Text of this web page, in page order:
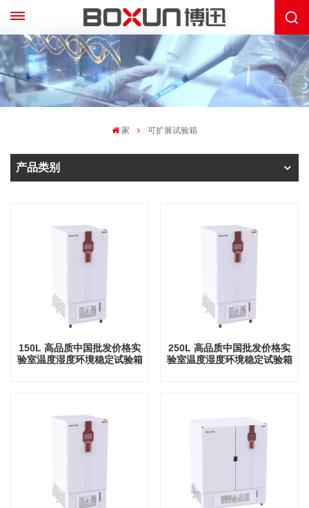
家 可扩展试验箱
产品类别
150L 高品质中国批发价格实
验室温度湿度环境稳定试验箱
250L 高品质中国批发价格实
验室温度湿度环境稳定试验箱